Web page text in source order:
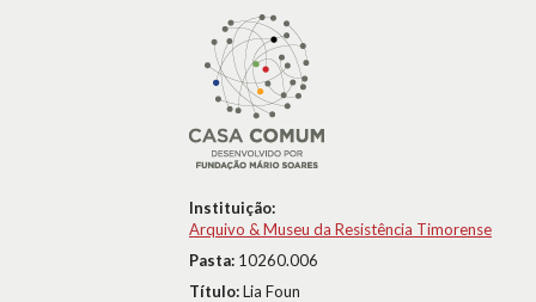
Instituição:
Arquivo & Museu da Resistência Timorense
Pasta: 10260.006
Título:Lia Foun